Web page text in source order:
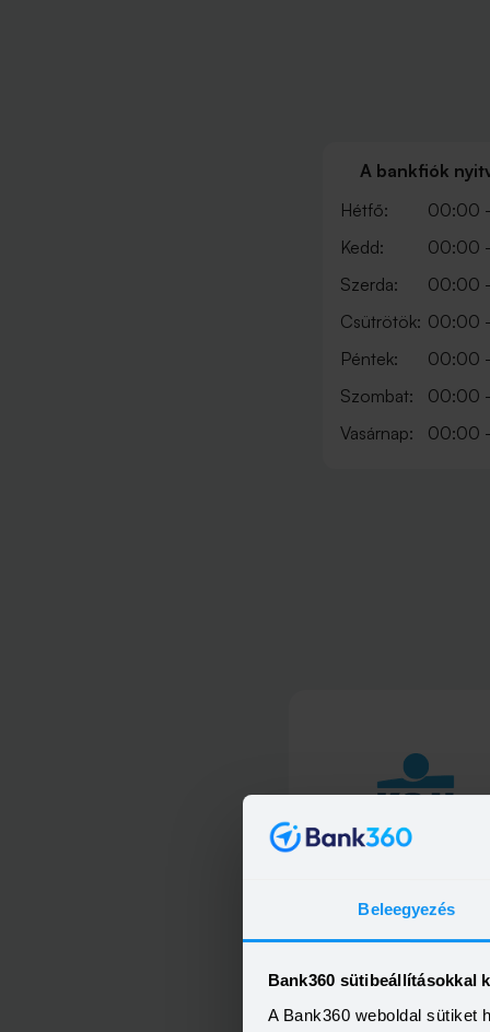
Beleegyezés
Bank360 sütibeállításokkal
A Bank360 weboldal sütiket
A bankfiók
Hétfő:
00:00
Kedd:
00:00
Szerda:
00:00
Csütrötök: 00:00
Péntek:
00:00
Szombat:
00:00
Vasárnap:
00:00
K&amp;H kiemelt személyi